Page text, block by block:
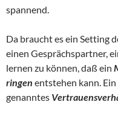
spannend.
Da braucht es ein Setting
einen Gesprächspartner,
lernen zu können, daß ein
ringen entstehen kann.
genanntes